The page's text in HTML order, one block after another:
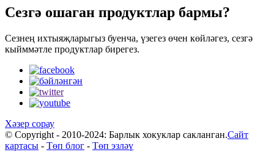
Сезгә ошаган продуктлар бармы?
Сезнең ихтыяҗларыгыз буенча, үзегез өчен көйләгез, сезгә
кыйммәтле продуктлар бирегез.
Хәзер сорау
© Copyright - 2010-2024: Барлык хокуклар сакланган.Сайт
картасы - Төп блог - Төп эзләү